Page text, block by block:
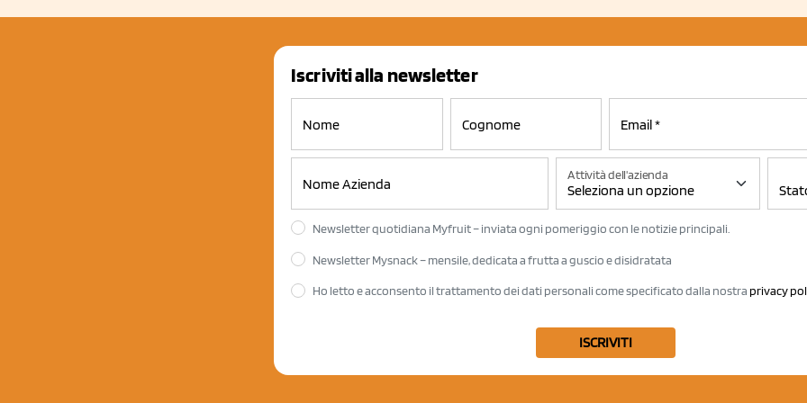
Iscriviti alla newsletter
Attività dell'azienda
Newsletter quotidiana Myfruit – inviata ogni pomeriggio con le notizie principali.
Newsletter Mysnack – mensile, dedicata a frutta a guscio e disidratata
Ho letto e acconsento il trattamento dei dati personali come specificato dalla nostra privacy
ISCRIVITI